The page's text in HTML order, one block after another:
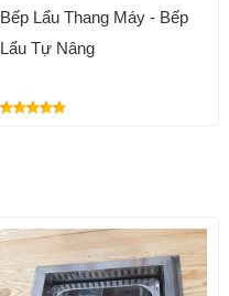
Bếp Lẩu Thang Máy - Bếp
Lẩu Tự Nâng